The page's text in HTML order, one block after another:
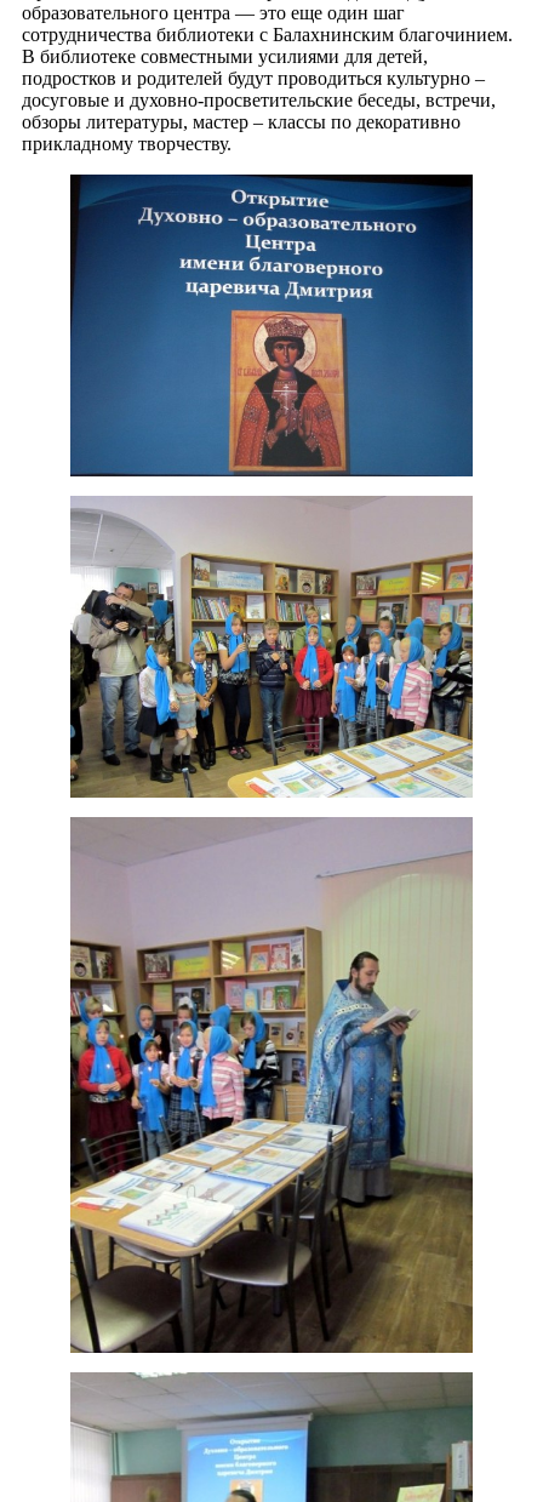
образовательного центра — это еще один шаг
сотрудничества библиотеки с Балахнинским благочинием.
В библиотеке совместными усилиями для детей,
подростков и родителей будут проводиться культурно –
досуговые и духовно-просветительские беседы, встречи,
обзоры литературы, мастер – классы по декоративно
прикладному творчеству.